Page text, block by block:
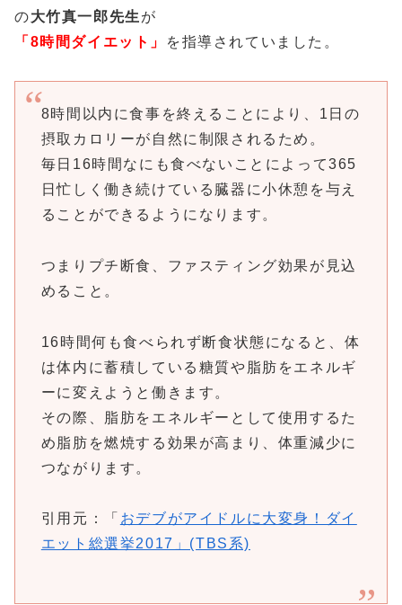
の大竹真一郎先生 が
「8時間ダイエット」
を指導されていました。
8時間以内に食事を終えることにより、1日の
摂取カロリーが自然に制限されるため。
毎日16時間なにも食べないことによって365
日忙しく働き続けている臓器に小休憩を与え
ることができるようになります。
つまりプチ断食、ファスティング効果が見込
めること。
16時間何も食べられず断食状態になると、体
は体内に蓄積している糖質や脂肪をエネルギ
ーに変えようと働きます。
その際、脂肪をエネルギーとして使用するた
め脂肪を燃焼する効果が高まり、体重減少に
つながります。
引用元：「 おデブがアイドルに大変身！ダイ
エット総選挙2017」(TBS系)